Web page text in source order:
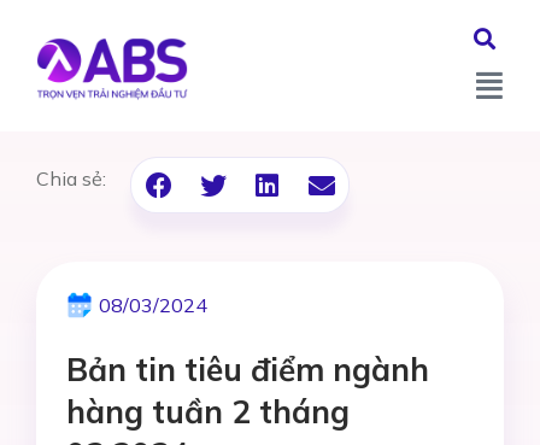
Chia sẻ:
08/03/2024
Bản tin tiêu điểm ngành
hàng tuần 2 tháng